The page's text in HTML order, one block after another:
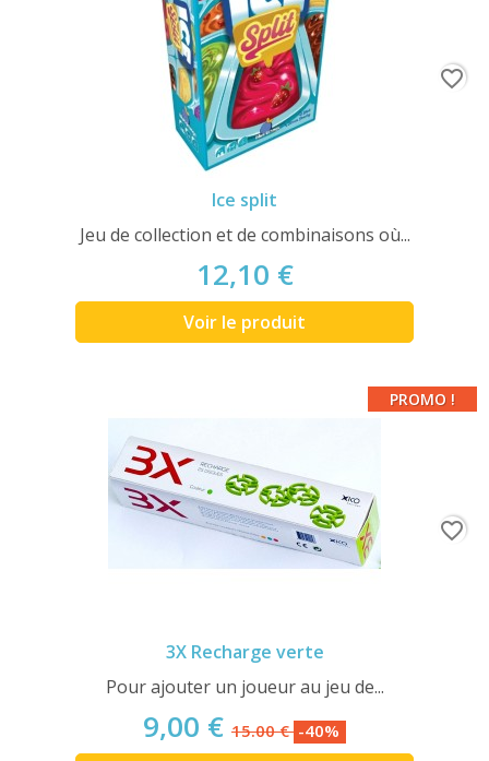
Ice split
Jeu de collection et de combinaisons où...
12,10 €
Voir le produit
favorite_border
3X Recharge verte
Pour ajouter un joueur au jeu de...
9,00 € 15.00 € -40%
PROMO !
favorite_border